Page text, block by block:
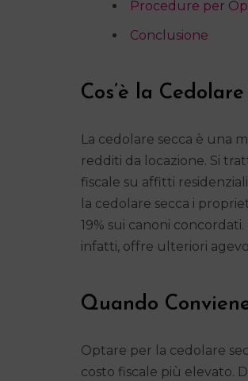
Procedure per
Conclusione
Cos’è la
La cedolare secca è una
redditi da locazione. Si
fiscale su affitti
la cedolare secca i
19% sui canoni concordati.
infatti, offre ulteriori
Quando
Optare per la cedolare
costo fiscale più elevato.